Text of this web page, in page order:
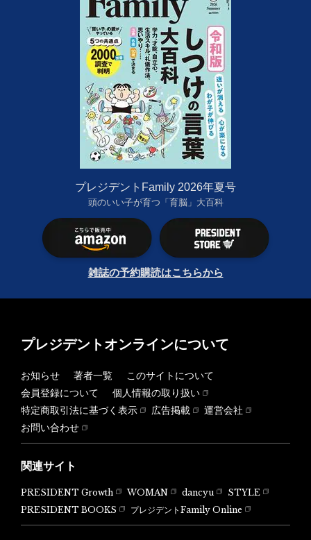
プレジデントFamily 2026年夏号
頭のいい子が育つ「育脳」大百科
雑誌の予約購読はこちらから
プレジデントオンラインについて
お知らせ 著者一覧
このサイトについて
会員登録について
個人情報の取り扱い
特定商取引法に基づく表示
広告掲載
運営会社
お問い合わせ
関連サイト
PRESIDENT Growth WOMAN dancyu
STYLE
PRESIDENT BOOKS
プレジデントFamily Online